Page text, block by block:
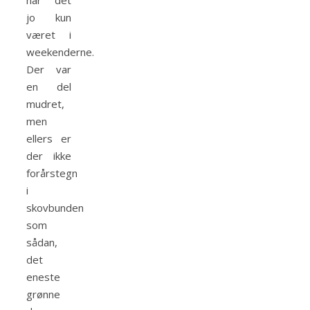
jo kun
været i
weekenderne.
Der var
en del
mudret,
men
ellers er
der ikke
forårstegn
i
skovbunden
som
sådan,
det
eneste
grønne